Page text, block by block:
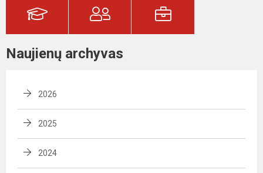
Naujienų archyvas
2026
2025
2024